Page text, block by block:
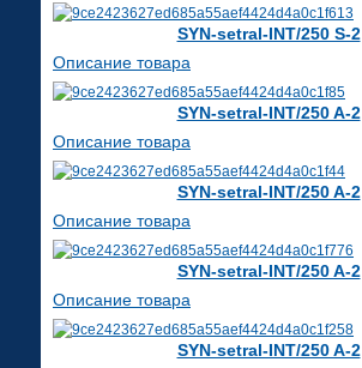
SYN-setral-INT/250 S-2
Описание товара
SYN-setral-INT/250 A-2
Описание товара
SYN-setral-INT/250 A-2
Описание товара
SYN-setral-INT/250 A-2
Описание товара
SYN-setral-INT/250 A-2